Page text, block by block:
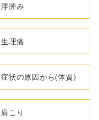
浮腫み
生理痛
症状の原因から(体質)
肩こり